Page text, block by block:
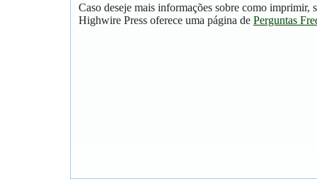
Caso deseje mais informações sobre como imprimir,
Highwire Press oferece uma página de Perguntas